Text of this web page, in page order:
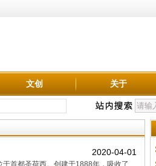
文创 关于
2020-04-01
首都圣荷西。创建于1888年，吸收了